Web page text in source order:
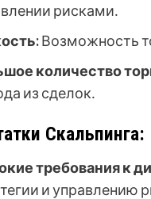
рисками․
Возможность
количество
из сделок․
Скальпинга:
требования к
и управлению